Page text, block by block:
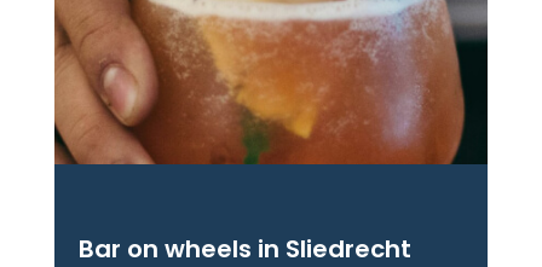
Bar on wheels in Sliedrecht